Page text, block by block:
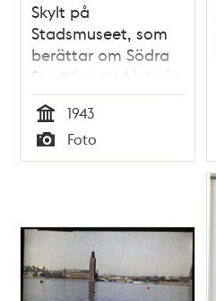
Skylt på
Stadsmuseet, som
berättar om Södra
Stadshusets historia
Tid
1943
Typ
Foto